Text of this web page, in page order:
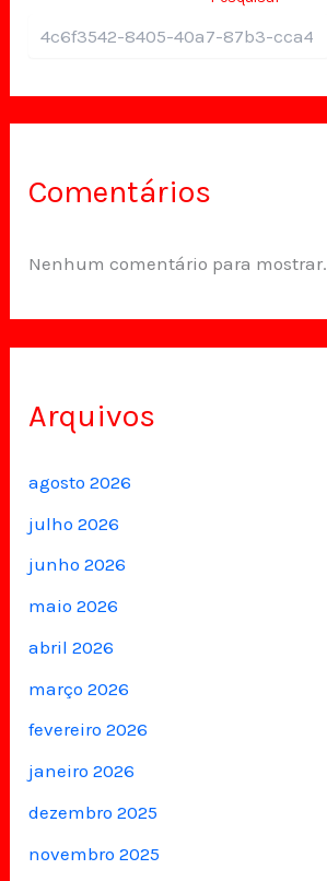
Comentários
Nenhum comentário para mostrar.
Arquivos
agosto 2026
julho 2026
junho 2026
maio 2026
abril 2026
março 2026
fevereiro 2026
janeiro 2026
dezembro 2025
novembro 2025